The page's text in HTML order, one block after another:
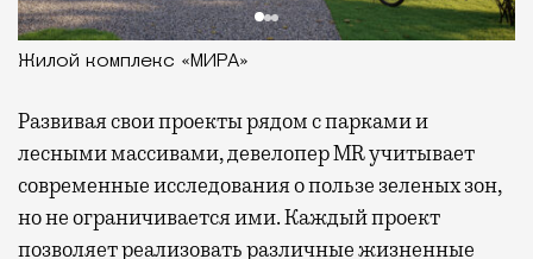
Жилой комплекс «МИРА»
Развиваясвои проекты рядом с парками и
лесными массивами, девелопер MR учитывает
современные исследования о пользе зеленых зон,
но не ограничивается ими. Каждый проект
позволяет реализовать различные жизненные